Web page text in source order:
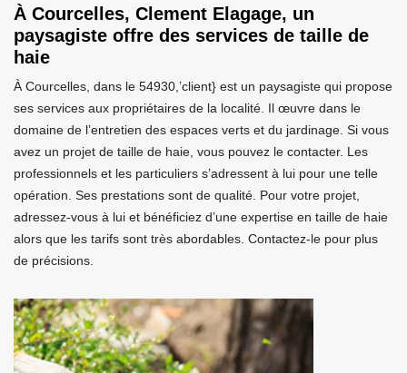
À Courcelles, Clement Elagage, un
paysagiste offre des services de taille de
haie
À Courcelles, dans le 54930,’client} est un paysagiste qui propose
ses services aux propriétaires de la localité. Il œuvre dans le
domaine de l’entretien des espaces verts et du jardinage. Si vous
avez un projet de taille de haie, vous pouvez le contacter. Les
professionnels et les particuliers s’adressent à lui pour une telle
opération. Ses prestations sont de qualité. Pour votre projet,
adressez-vous à lui et bénéficiez d’une expertise en taille de haie
alors que les tarifs sont très abordables. Contactez-le pour plus
de précisions.